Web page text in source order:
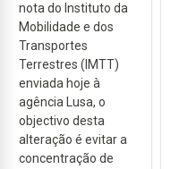
nota do Instituto da
Mobilidade e dos
Transportes
Terrestres (IMTT)
enviada hoje à
agência Lusa, o
objectivo desta
alteração é evitar a
concentração de